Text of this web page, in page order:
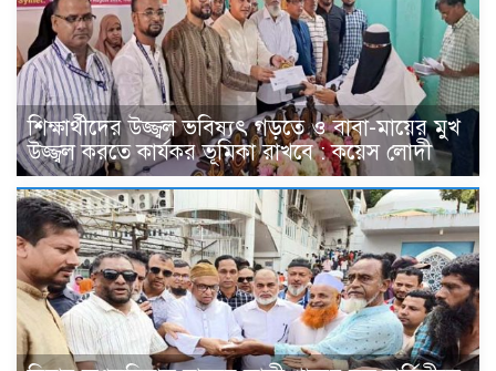
শিক্ষার্থীদের উজ্জ্বল ভবিষ্যৎ গড়তে ও বাবা-মায়ের মুখ
উজ্জ্বল করতে কার্যকর ভূমিকা রাখবে : কয়েস লোদী